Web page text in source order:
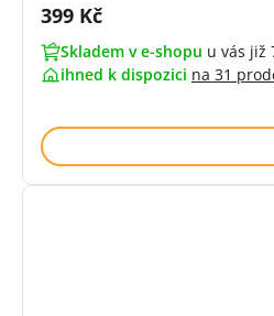
Cena s DPH:
399 Kč
Skladem v e-shopu u vás již
ihned k dispozici na 31